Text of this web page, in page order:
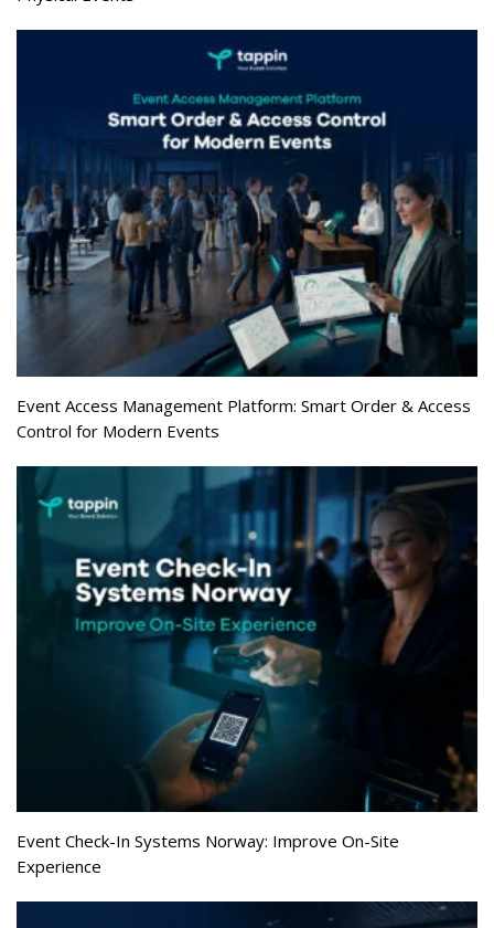
Event Access Management Platform: Smart Order & Access
Control for Modern Events
Event Check-In Systems Norway: Improve On-Site
Experience